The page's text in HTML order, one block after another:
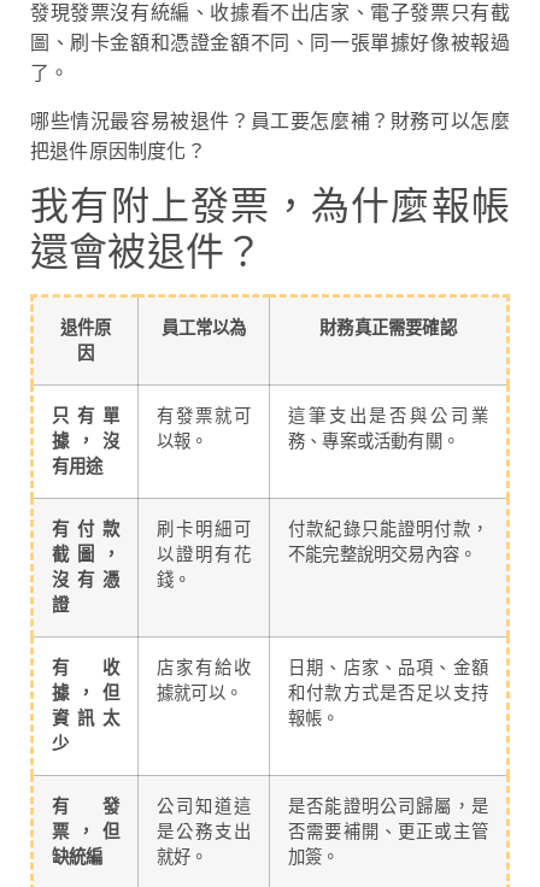
發現發票沒有統編、收據看不出店家、電子發票只有截
圖、刷卡金額和憑證金額不同、同一張單據好像被報過
了。
哪些情況最容易被退件？員工要怎麼補？財務可以怎麼
把退件原因制度化？
我有附上發票，為什麼報帳
還會被退件？
退件原
因
員工常以為 財務真正需要確認
只有單
據，沒
有用途
有發票就可
以報。
這筆支出是否與公司業
務、專案或活動有關。
有付款
截圖，
沒有憑
證
刷卡明細可
以證明有花
錢。
付款紀錄只能證明付款，
不能完整說明交易內容。
有收
據，但
資訊太
少
店家有給收
據就可以。
日期、店家、品項、金額
和付款方式是否足以支持
報帳。
有發
票，但
缺統編
公司知道這
是公務支出
就好。
是否能證明公司歸屬，是
否需要補開、更正或主管
加簽。